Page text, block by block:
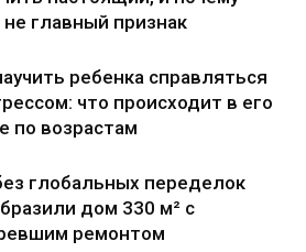
не главный признак
ребенка справляться
что происходит в его
по возрастам
глобальных переделок
дом 330 м² с
ремонтом